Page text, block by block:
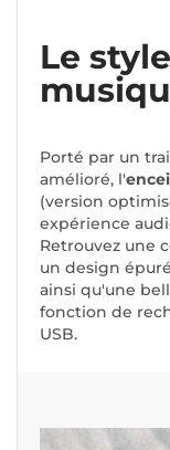
Le
Porté par un
amélioré, l'
(version
expérience
Retrouvez une
un design
ainsi qu'une
fonction de
USB.